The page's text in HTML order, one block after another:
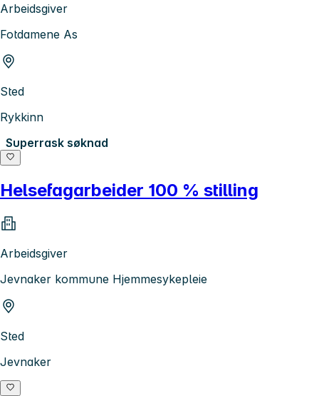
Arbeidsgiver
Fotdamene As
Sted
Rykkinn
Superrask søknad
Helsefagarbeider 100 % stilling
Arbeidsgiver
Jevnaker kommune Hjemmesykepleie
Sted
Jevnaker